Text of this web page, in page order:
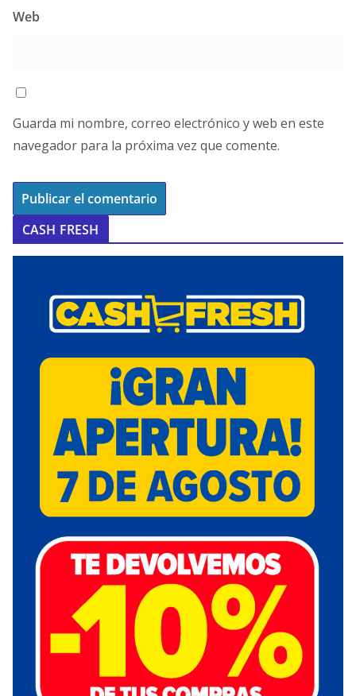
Web
Guarda mi nombre, correo electrónico y web en este
navegador para la próxima vez que comente.
CASH FRESH